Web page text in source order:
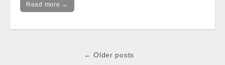
Read more →
← Older posts